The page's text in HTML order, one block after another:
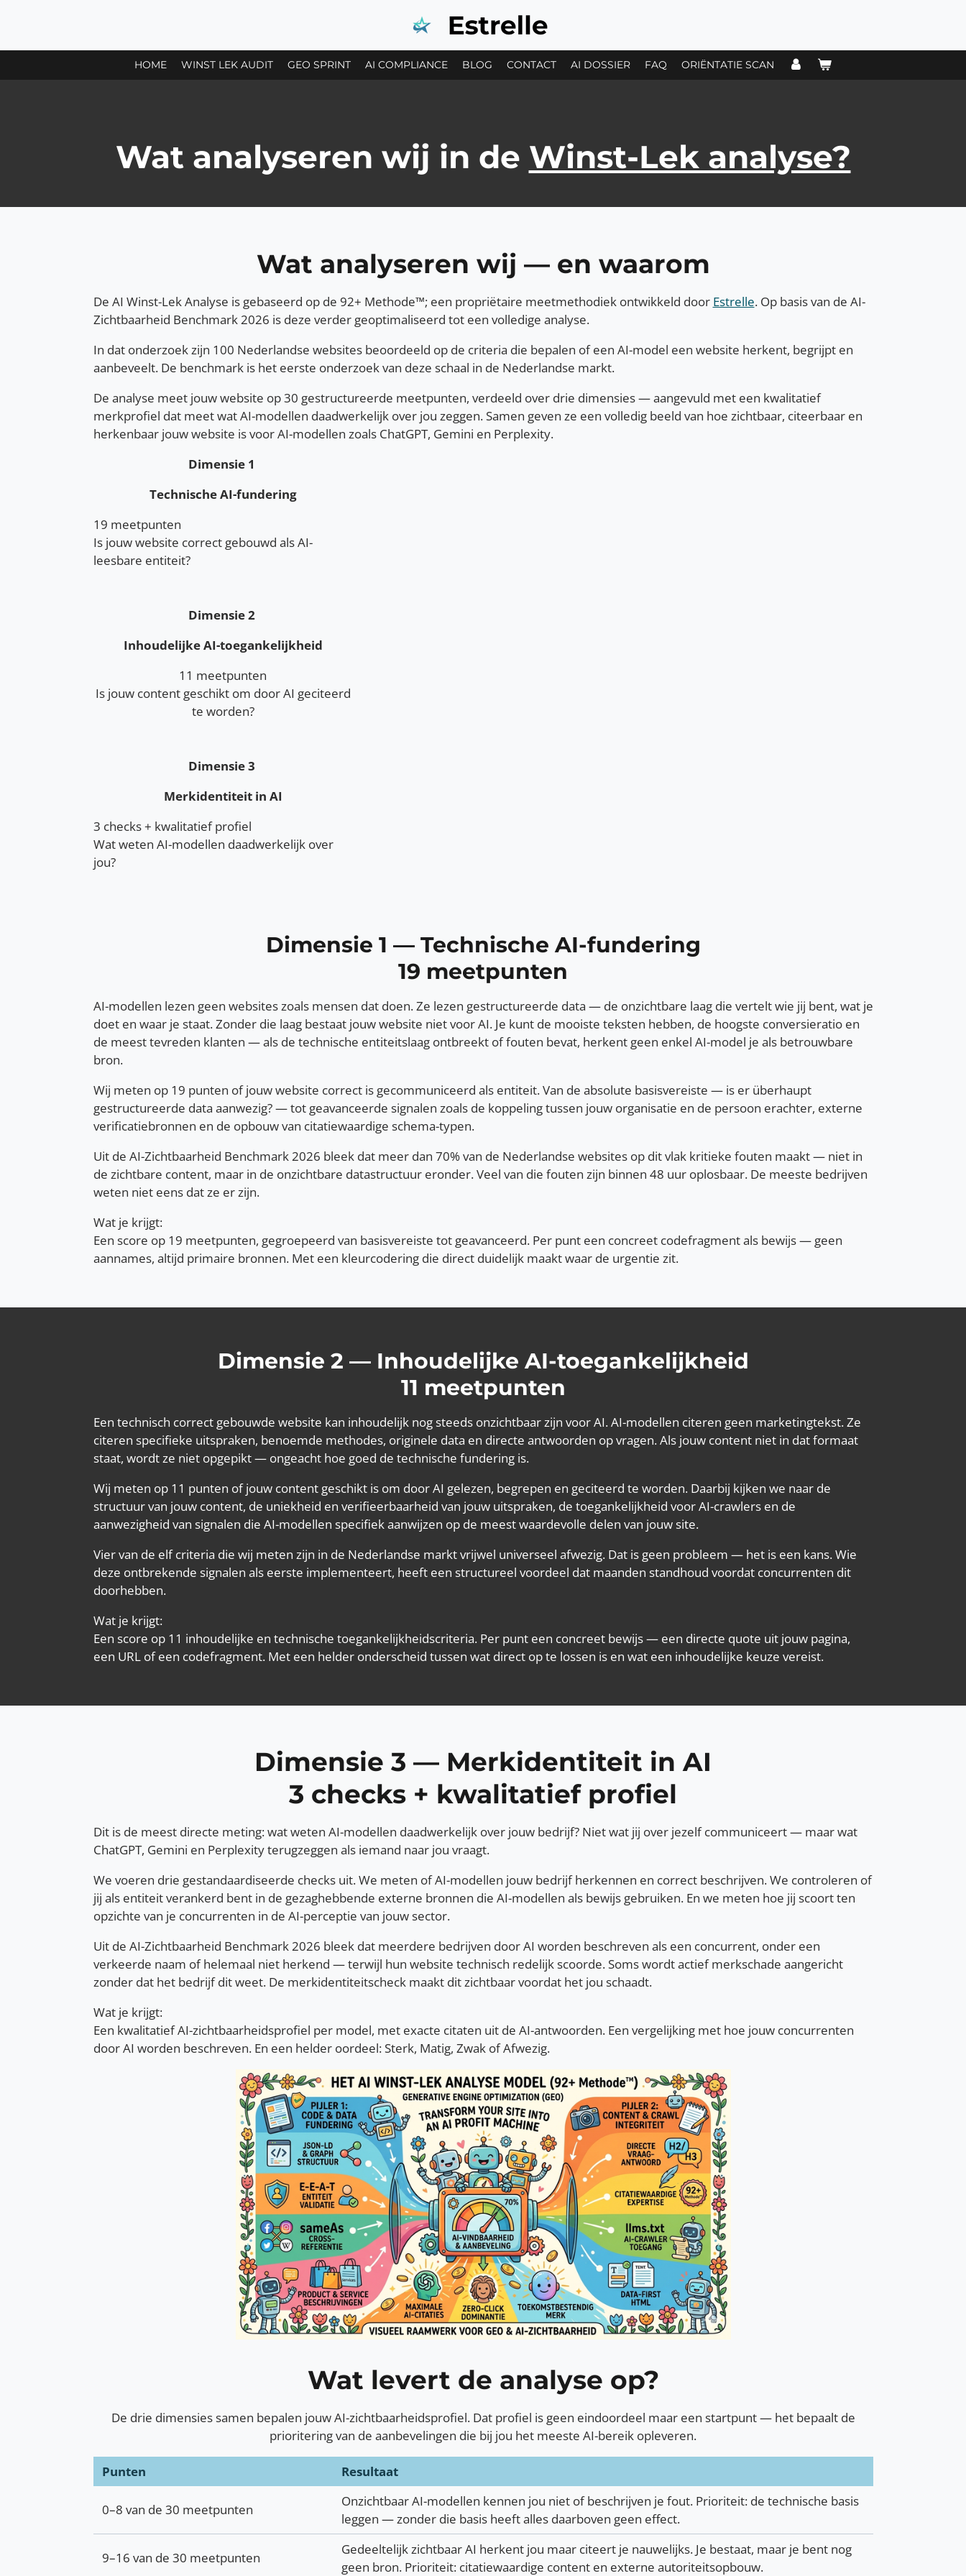
naar
HOME WINST LEK AUDIT GEO SPRINT AI COMPLIANCE BLOG CONTACT AI DOSSIER FAQ ORIËNTATIE SCAN
Wat analyseren wij in de Winst-Lek analyse?
Wat analyseren wij — en waarom
De AI Winst-Lek Analyse is gebaseerd op de 92+ Methode™; een propriëtaire meetmethodiek ontwikkeld door Estrelle. Op basis van de AI-
Zichtbaarheid Benchmark 2026 is deze verder geoptimaliseerd tot een volledige analyse.
In dat onderzoek zijn 100 Nederlandse websites beoordeeld op de criteria die bepalen of een AI-model een website herkent, begrijpt en
aanbeveelt. De benchmark is het eerste onderzoek van deze schaal in de Nederlandse markt.
De analyse meet jouw website op 30 gestructureerde meetpunten, verdeeld over drie dimensies — aangevuld met een kwalitatief
merkprofiel dat meet wat AI-modellen daadwerkelijk over jou zeggen. Samen geven ze een volledig beeld van hoe zichtbaar, citeerbaar en
herkenbaar jouw website is voor AI-modellen zoals ChatGPT, Gemini en Perplexity.
Dimensie 1
Technische AI-fundering
19 meetpunten
Is jouw website correct gebouwd als AI-
leesbare entiteit?
Dimensie 2
Inhoudelijke AI-toegankelijkheid
11 meetpunten
Is jouw content geschikt om door AI geciteerd
te worden?
Dimensie 3
Merkidentiteit in AI
3 checks + kwalitatief profiel
Wat weten AI-modellen daadwerkelijk over
jou?
Dimensie 1 — Technische AI-fundering
19 meetpunten
AI-modellen lezen geen websites zoals mensen dat doen. Ze lezen gestructureerde data — de onzichtbare laag die vertelt wie jij bent, wat je
doet en waar je staat. Zonder die laag bestaat jouw website niet voor AI. Je kunt de mooiste teksten hebben, de hoogste conversieratio en
de meest tevreden klanten — als de technische entiteitslaag ontbreekt of fouten bevat, herkent geen enkel AI-model je als betrouwbare
bron.
Wij meten op 19 punten of jouw website correct is gecommuniceerd als entiteit. Van de absolute basisvereiste — is er überhaupt
gestructureerde data aanwezig? — tot geavanceerde signalen zoals de koppeling tussen jouw organisatie en de persoon erachter, externe
verificatiebronnen en de opbouw van citatiewaardige schema-typen.
Uit de AI-Zichtbaarheid Benchmark 2026 bleek dat meer dan 70% van de Nederlandse websites op dit vlak kritieke fouten maakt — niet in
de zichtbare content, maar in de onzichtbare datastructuur eronder. Veel van die fouten zijn binnen 48 uur oplosbaar. De meeste bedrijven
weten niet eens dat ze er zijn.
Wat je krijgt:
Een score op 19 meetpunten, gegroepeerd van basisvereiste tot geavanceerd. Per punt een concreet codefragment als bewijs — geen
aannames, altijd primaire bronnen. Met een kleurcodering die direct duidelijk maakt waar de urgentie zit.
Dimensie 2 — Inhoudelijke AI-toegankelijkheid
11 meetpunten
Een technisch correct gebouwde website kan inhoudelijk nog steeds onzichtbaar zijn voor AI. AI-modellen citeren geen marketingtekst. Ze
citeren specifieke uitspraken, benoemde methodes, originele data en directe antwoorden op vragen. Als jouw content niet in dat formaat
staat, wordt ze niet opgepikt — ongeacht hoe goed de technische fundering is.
Wij meten op 11 punten of jouw content geschikt is om door AI gelezen, begrepen en geciteerd te worden. Daarbij kijken we naar de
structuur van jouw content, de uniekheid en verifieerbaarheid van jouw uitspraken, de toegankelijkheid voor AI-crawlers en de
aanwezigheid van signalen die AI-modellen specifiek aanwijzen op de meest waardevolle delen van jouw site.
Vier van de elf criteria die wij meten zijn in de Nederlandse markt vrijwel universeel afwezig. Dat is geen probleem — het is een kans. Wie
deze ontbrekende signalen als eerste implementeert, heeft een structureel voordeel dat maanden standhoud voordat concurrenten dit
doorhebben.
Wat je krijgt:
Een score op 11 inhoudelijke en technische toegankelijkheidscriteria. Per punt een concreet bewijs — een directe quote uit jouw pagina,
een URL of een codefragment. Met een helder onderscheid tussen wat direct op te lossen is en wat een inhoudelijke keuze vereist.
Dimensie 3 — Merkidentiteit in AI
3 checks + kwalitatief profiel
Dit is de meest directe meting: wat weten AI-modellen daadwerkelijk over jouw bedrijf? Niet wat jij over jezelf communiceert — maar wat
ChatGPT, Gemini en Perplexity terugzeggen als iemand naar jou vraagt.
We voeren drie gestandaardiseerde checks uit. We meten of AI-modellen jouw bedrijf herkennen en correct beschrijven. We controleren of
jij als entiteit verankerd bent in de gezaghebbende externe bronnen die AI-modellen als bewijs gebruiken. En we meten hoe jij scoort ten
opzichte van je concurrenten in de AI-perceptie van jouw sector.
Uit de AI-Zichtbaarheid Benchmark 2026 bleek dat meerdere bedrijven door AI worden beschreven als een concurrent, onder een
verkeerde naam of helemaal niet herkend — terwijl hun website technisch redelijk scoorde. Soms wordt actief merkschade aangericht
zonder dat het bedrijf dit weet. De merkidentiteitscheck maakt dit zichtbaar voordat het jou schaadt.
Wat je krijgt:
Een kwalitatief AI-zichtbaarheidsprofiel per model, met exacte citaten uit de AI-antwoorden. Een vergelijking met hoe jouw concurrenten
door AI worden beschreven. En een helder oordeel: Sterk, Matig, Zwak of Afwezig.
Wat levert de analyse op?
De drie dimensies samen bepalen jouw AI-zichtbaarheidsprofiel. Dat profiel is geen eindoordeel maar een startpunt — het bepaalt de
prioritering van de aanbevelingen die bij jou het meeste AI-bereik opleveren.
Punten Resultaat
0–8 van de 30 meetpunten
Onzichtbaar AI-modellen kennen jou niet of beschrijven je fout. Prioriteit: de technische basis
leggen — zonder die basis heeft alles daarboven geen effect.
9–16 van de 30 meetpunten
Gedeeltelijk zichtbaar AI herkent jou maar citeert je nauwelijks. Je bestaat, maar je bent nog
geen bron. Prioriteit: citatiewaardige content en externe autoriteitsopbouw.